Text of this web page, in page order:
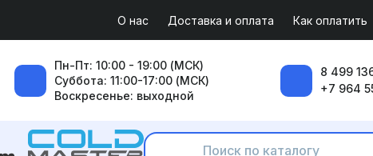
О нас Доставка и оплата Как оплатить
Пн-Пт: 10:00 - 19:00 (МСК)
Суббота: 11:00-17:00 (МСК)
Воскресенье: выходной
8 499
+7 964